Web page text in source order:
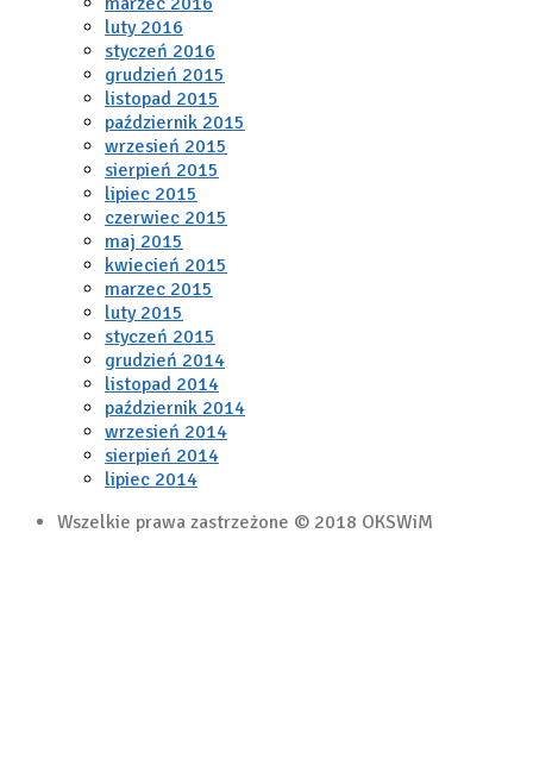
luty 2016
styczeń 2016
grudzień 2015
listopad 2015
październik 2015
wrzesień 2015
sierpień 2015
lipiec 2015
czerwiec 2015
maj 2015
kwiecień 2015
marzec 2015
luty 2015
styczeń 2015
grudzień 2014
listopad 2014
październik 2014
wrzesień 2014
sierpień 2014
lipiec 2014
Wszelkie prawa zastrzeżone © 2018 OKSWiM